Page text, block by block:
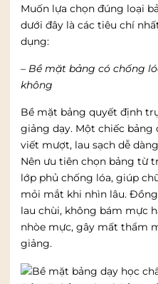
Muốn lựa chọn đúng loại
dưới đây là các tiêu chí
dụng:
– Bề mặt bảng có chống
không
Bề mặt bảng quyết định
giảng dạy. Một chiếc
viết mượt, lau sạch dễ
Nên ưu tiên chọn bảng từ
lớp phủ chống lóa, giúp
mỏi mắt khi nhìn lâu.
lau chùi, không bám mực
nhòe mực, gây mất thẩm
giảng.